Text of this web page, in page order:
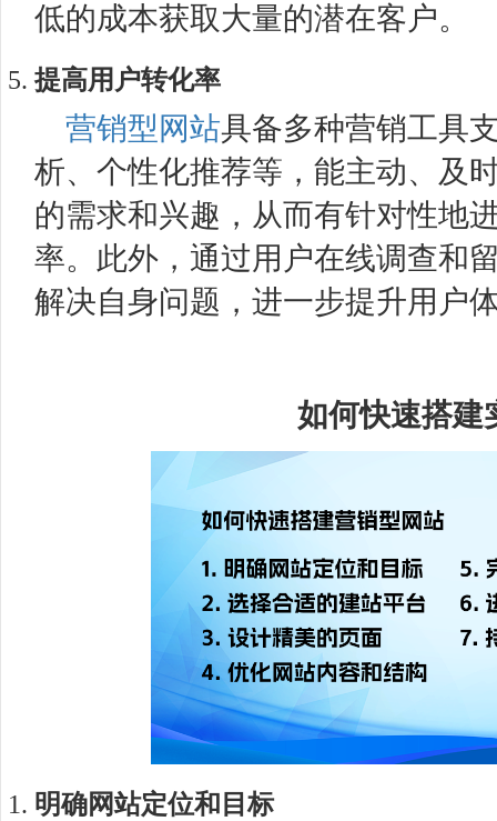
低的成本获取大量的潜在客户。
提高用户转化率
营销型网站具备多种营销工具
析、个性化推荐等，能主动、及
的需求和兴趣，从而有针对性地
率。此外，通过用户在线调查和
解决自身问题，进一步提升用户
如何快速搭建
明确网站定位和目标